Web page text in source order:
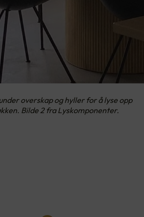
overskap og hyller for å lyse opp
Bilde 2 fra Lyskomponenter.